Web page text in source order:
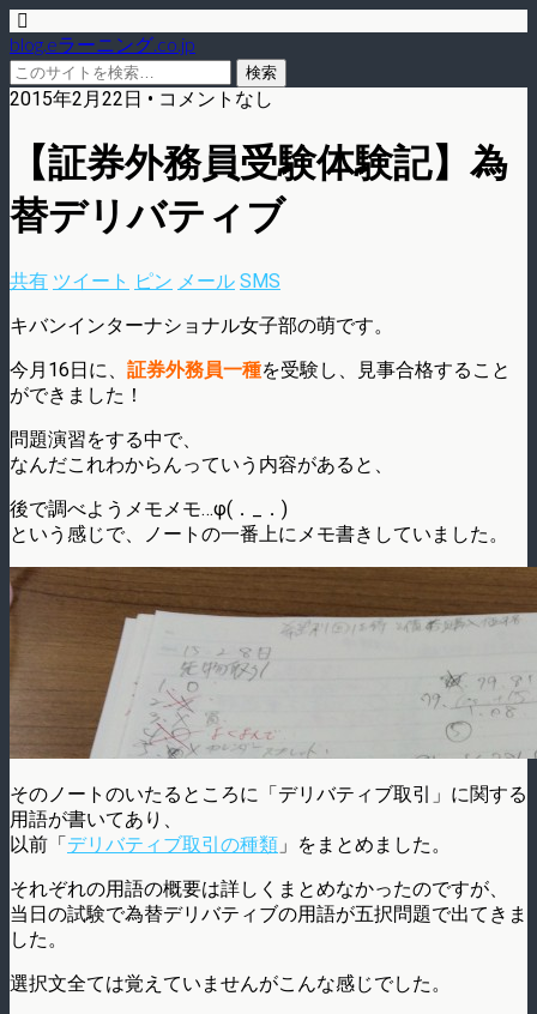
blog.eラーニング.co.jp
2015年2月22日 • コメントなし
【証券外務員受験体験記】為
替デリバティブ
共有 ツイート ピン メール SMS
キバンインターナショナル女子部の萌です。
今月16日に、 証券外務員一種を受験し、見事合格すること
ができました！
問題演習をする中で、
なんだこれわからんっていう内容があると、
後で調べようメモメモ…φ(．_．)
という感じで、ノートの一番上にメモ書きしていました。
そのノートのいたるところに「デリバティブ取引」に関する
用語が書いてあり、
以前「デリバティブ取引の種類 」をまとめました。
それぞれの用語の概要は詳しくまとめなかったのですが、
当日の試験で為替デリバティブの用語が五択問題で出てきま
した。
選択文全ては覚えていませんがこんな感じでした。